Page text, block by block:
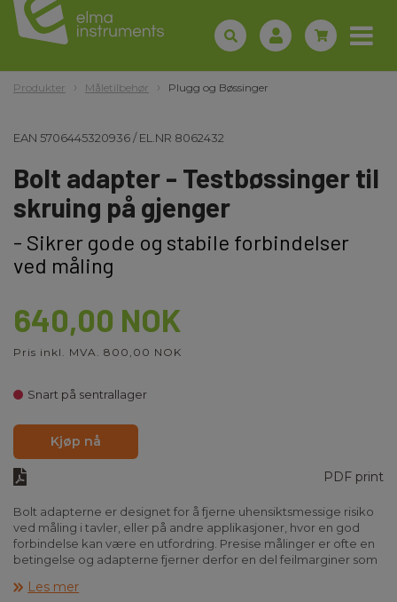
Produkter Måletilbehør Plugg og Bøssinger
EAN 5706445320936/EL.NR 8062432
Bolt adapter - Testbøssinger til
skruing på gjenger
- Sikrer gode og stabile forbindelser
ved måling
640,00 NOK
Pris inkl. MVA. 800,00 NOK
Snart på sentrallager
Kjøp nå
PDF print
Bolt adapterne er designet for å fjerne uhensiktsmessige risiko
ved måling i tavler, eller på andre applikasjoner, hvor en god
forbindelse kan være en utfordring. Presise målinger er ofte en
betingelse og adapterne fjerner derfor en del feilmarginer som
et problem.
Les mer